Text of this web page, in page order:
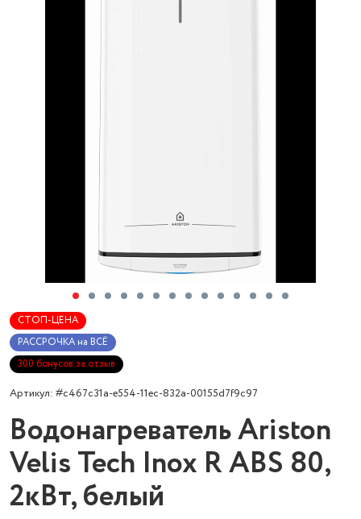
СТОП-ЦЕНА
РАССРОЧКА на ВСЁ
300 бонусов за отзыв
Артикул: #c467c31a-e554-11ec-832a-00155d7f9c97
Водонагреватель Ariston
Velis Tech Inox R ABS 80,
2кВт, белый